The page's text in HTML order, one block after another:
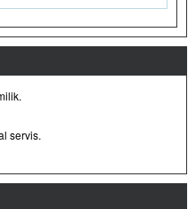
servis.